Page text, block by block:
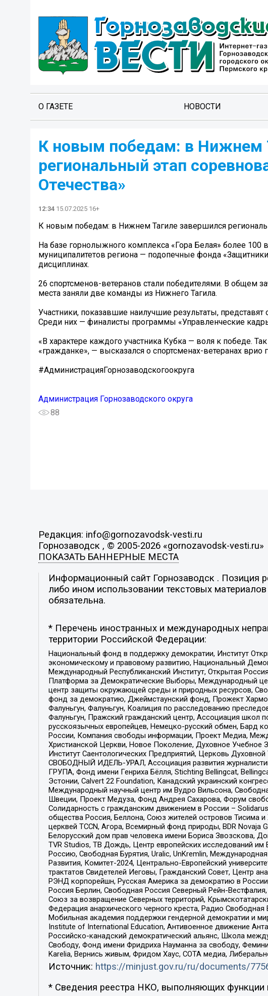
О ГАЗЕТЕ НОВОСТИ
К новым победам: в Нижнем
региональный этап
Отечества»
12:34 15.07.2025 16+
К новым победам: в Нижнем Тагиле завершился
На базе горнолыжного комплекса «Гора Белая» более 100
муниципалитетов региона — подопечные фонда
дисциплинах.
26 спортсменов-ветеранов стали победителями. В общем
места заняли две команды из Нижнего Тагила.
Участники, показавшие наилучшие результаты,
Среди них — финалисты программы «Управленческие
«В характере каждого участника Кубка — воля к победе.
«гражданке», — высказался о спортсменах-ветеранах врио
#АдминистрацияГорнозаводскогоокруга
Администрация Горнозаводского округа
88
Редакция: info@gornozavodsk-vesti.ru
Горнозаводск , © 2005-2026 «gornozavodsk-vesti.ru»
ПОКАЗАТЬ БАННЕРНЫЕ МЕСТА
Информационный сайт Горнозаводск . Позиция
либо ином использовании текстовых
обязательна.
* Перечень иностранных и международных
территории Российской Федерации:
Национальный фонд в поддержку демократии, Институт
экономическому и правовому развитию, Национальный
Международный Республиканский Институт, Открытая
Платформа за Демократические Выборы, Международный
центр защиты окружающей среды и природных ресурсов,
фонд за демократию, Джеймстаунский фонд, Прожект
Фалуньгун, Фалуньгун, Коалиция по расследованию
Фалуньгун, Пражский гражданский центр, Ассоциация школ
русскоязычных европейцев, Немецко-русский обмен, Бард
России, Компания свободы информации, Проект Медиа,
Христианской Церкви, Новое Поколение, Духовное
Институт Саентологических Предприятий, Церковь
СВОБОДНЫЙ ИДЕЛЬ-УРАЛ, Ассоциация развития
ГРУПА, Фонд имени Генриха Бёлля, Stichting Bellingcat,
Эстонии, Calvert 22 Foundation, Канадский украинский
Международный научный центр им Вудро Вильсона,
Швеции, Проект Медуза, Фонд Андрея Сахарова, Форум
Солидарность с гражданским движением в России –
общества Россия, Беллона, Союз жителей островов Тисима
церквей TCCN, Агора, Всемирный фонд природы, BDR
Белорусский дом прав человека имени Бориса Звозскова,
TVR Studios, ТВ Дождь, Центр европейских исследований
Россию, Свободная Бурятия, Uralic, UnKremlin,
Развития, Комитет-2024, Центрально-Европейский
трактатов Свидетелей Иеговы, Гражданский Совет, Центр
РЭНД корпорейшн, Русская Америка за демократию в
Россия Берлин, Свободная Россия Северный Рейн-
Союз за возвращение Северных территорий,
Федерация анархического черного креста, Радио
Мобильная академия поддержки гендерной демократии и
Institute of International Education, Антивоенное движение
Российско-канадский демократический альянс, Школа
Свободу, Фонд имени Фридриха Науманна за свободу,
Karelia, Вернись живым, Фридом Хаус, СОТА медиа,
Источник: https://minjust.gov.ru/ru/documents/
* Сведения реестра НКО, выполняющих функции